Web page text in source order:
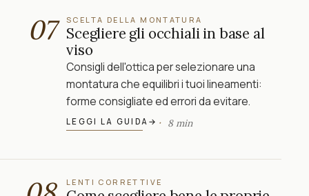
07 SCELTA DELLA MONTATURA
Scegliere gli occhiali in base al
viso
Consigli dell'ottica per selezionare una
montatura che equilibri i tuoi lineamenti:
forme consigliate ed errori da evitare.
LEGGI LA GUIDA → 8 min
LENTI CORRETTIVE